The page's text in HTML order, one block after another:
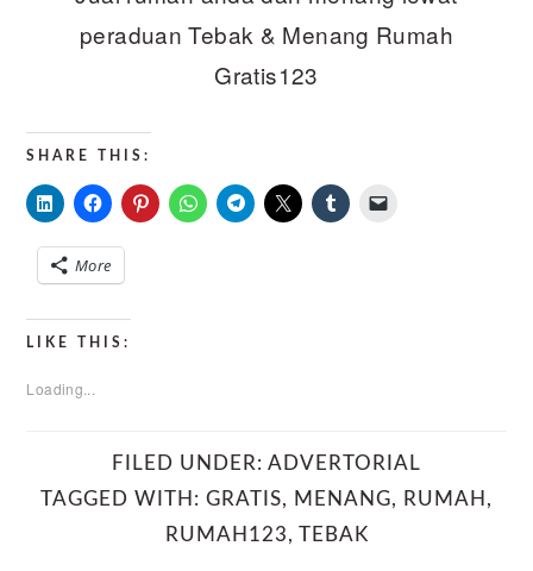
peraduan Tebak & Menang Rumah
Gratis123
SHARE THIS:
More
LIKE THIS:
Loading...
FILED UNDER: ADVERTORIAL
TAGGED WITH: GRATIS, MENANG, RUMAH ,
RUMAH123, TEBAK